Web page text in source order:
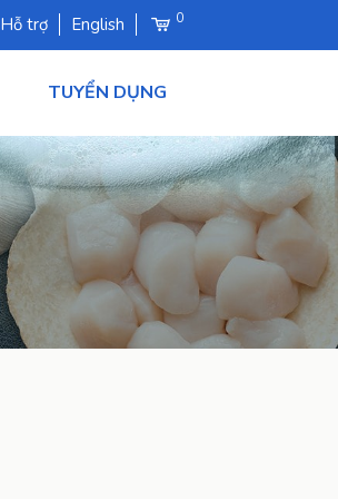
Hỗ trợ English 0
TUYỂN DỤNG